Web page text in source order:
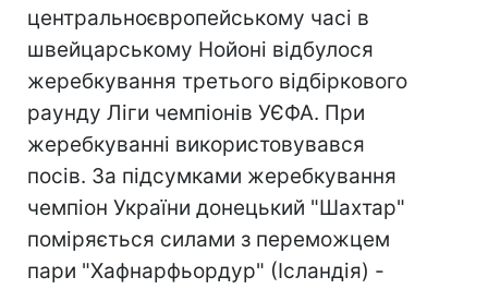
центральноєвропейському часі в
швейцарському Нойоні відбулося
жеребкування третього відбіркового
раунду Ліги чемпіонів УЄФА. При
жеребкуванні використовувався
посів. За підсумками жеребкування
чемпіон України донецький "Шахтар"
поміряється силами з переможцем
пари "Хафнарфьордур" (Ісландія) -